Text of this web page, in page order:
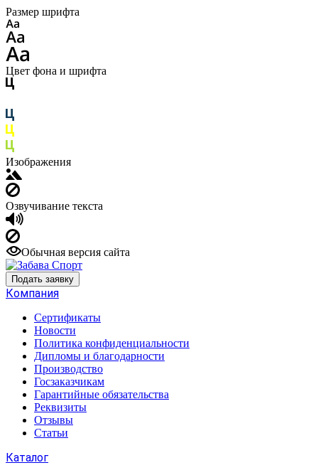
Размер шрифта
Цвет фона и шрифта
Изображения
Озвучивание текста
Обычная версия сайта
Подать заявку
Компания
Сертификаты
Новости
Политика конфиденциальности
Дипломы и благодарности
Производство
Госзаказчикам
Гарантийные обязательства
Реквизиты
Отзывы
Статьи
Каталог